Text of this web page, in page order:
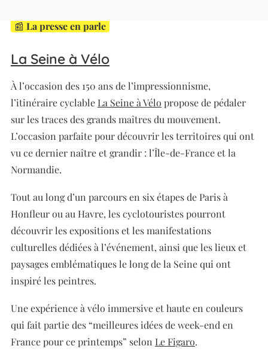
📰 La presse en parle
La Seine à Vélo
À l’occasion des 150 ans de l’impressionnisme,
l’itinéraire cyclable La Seine à Vélo propose de pédaler
sur les traces des grands maîtres du mouvement.
L’occasion parfaite pour découvrir les territoires qui ont
vu ce dernier naître et grandir : l’Île-de-France et la
Normandie.
Tout au long d’un parcours en six étapes de Paris à
Honfleur ou au Havre, les cyclotouristes pourront
découvrir les expositions et les manifestations
culturelles dédiées à l’événement, ainsi que les lieux et
paysages emblématiques le long de la Seine qui ont
inspiré les peintres.
Une expérience à vélo immersive et haute en couleurs
qui fait partie des “meilleures idées de week-end en
France pour ce printemps” selon Le Figaro.